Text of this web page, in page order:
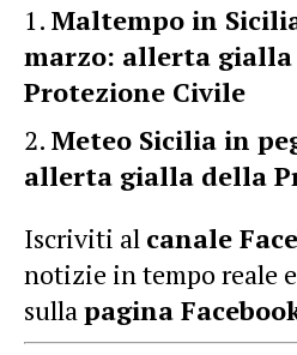
Maltempo in
marzo: allerta
Protezione Civile
Meteo Sicilia in
allerta gialla della
Iscriviti al canale
notizie in tempo reale
sullapagina